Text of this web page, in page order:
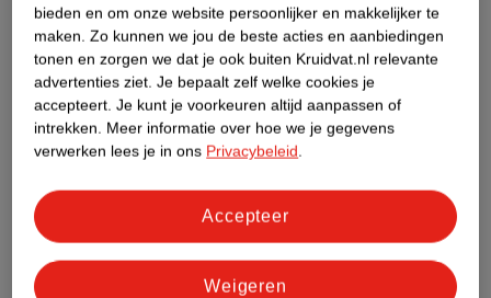
Productinformatie
Etiketinformatie
Nature Impact Score
Dit product heeft (nog) geen Nature
Impact Score.
bieden en om onze website persoonlijker en makkelijker te
maken. Zo kunnen we jou de beste acties en aanbiedingen
tonen en zorgen we dat je ook buiten Kruidvat.nl relevante
advertenties ziet. Je bepaalt zelf welke cookies je
accepteert. Je kunt je voorkeuren altijd aanpassen of
intrekken. Meer informatie over hoe we je gegevens
verwerken lees je in ons Privacybeleid.
Weigeren
Accepteer